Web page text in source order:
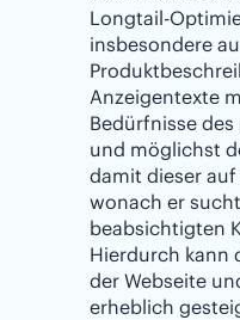
Longtail-
insbesondere
Anzeigentexte
Bedürfnisse
und möglichst
damit dieser
wonach er
beabsichtigten
Hierdurch kann
der Webseite
erheblich